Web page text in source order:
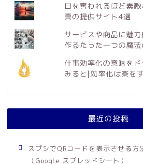
目を奪われるほど素
真の提供サイト4選
サービスや商品に魅
作るたった一つの魔
仕事効率化の意味を
みると|効率化は楽を
最近の投稿
スプシでQRコードを表示させる方
（Google スプレッドシート）